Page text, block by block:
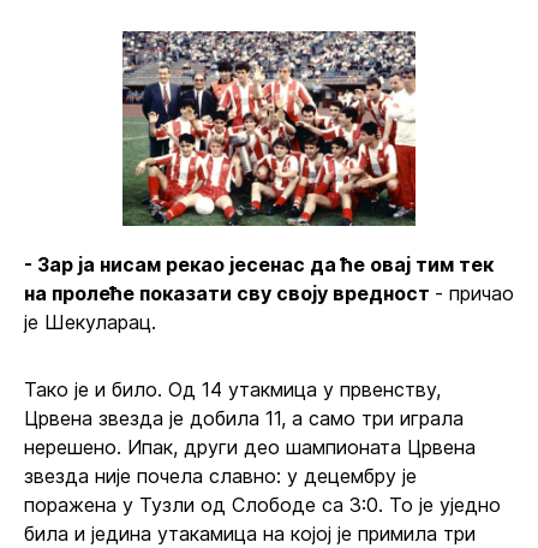
- Зар ја нисам рекао јесенас да ће овај тим тек
на пролеће показати сву своју вредност - причао
је Шекуларац.
Тако је и било. Од 14 утакмица у првенству,
Црвена звезда је добила 11, а само три играла
нерешено. Ипак, други део шампионата Црвена
звезда није почела славно: у децембру је
поражена у Тузли од Слободе са 3:0. То је уједно
била и једина утакамица на којој је примила три